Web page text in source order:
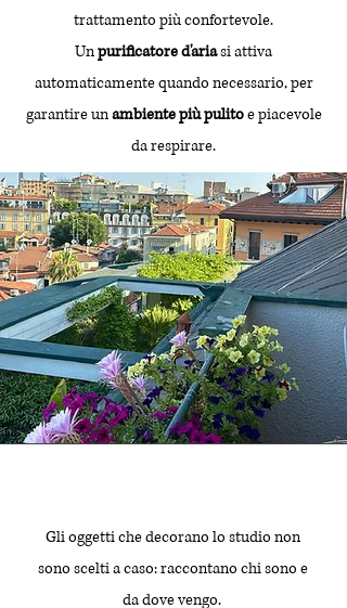
trattamento più confortevole.
Unpurificatore d'ariasi attiva
automaticamente quando necessario, per
garantire unambiente più pulitoe piacevole
da respirare.
Gli oggetti che decorano lo studio non
sono scelti a caso: raccontano chi sono e
da dove vengo.